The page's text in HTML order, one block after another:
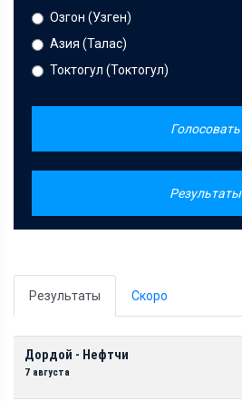
Озгон (Узген)
Азия (Талас)
Токтогул (Токтогул)
Голосовать
Результаты
Результаты Скоро
Дордой - Нефтчи
7 августа